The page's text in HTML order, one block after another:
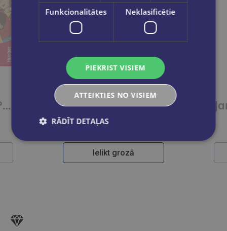
Paul, Lisa & Co PLUS A1/1 Arbeitsbuch plus interaktive Version Jana und Dino PLUS 2 Arbeitsbuch + interaktive Version
€8.50
Ielikt grozā
Funkcionalitātes Neklasificētie
PIEKRIST VISIEM
ATTEIKTIES NO VISIEM
RĀDĪT DETAĻAS